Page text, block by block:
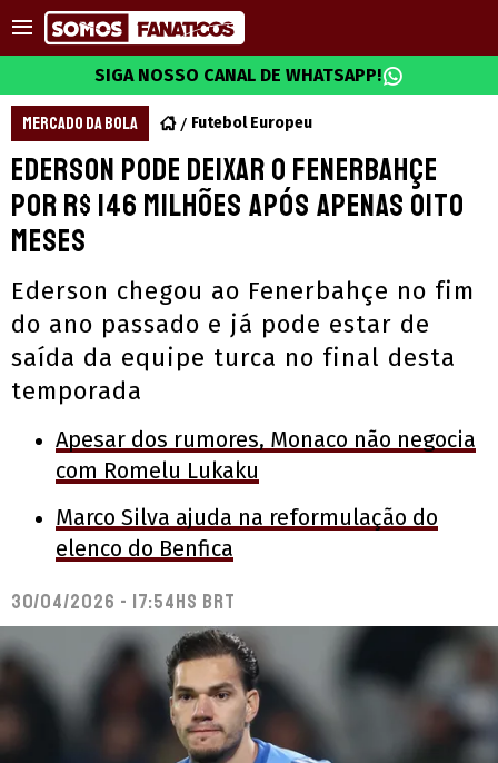
SIGA NOSSO CANAL DE WHATSAPP!
MERCADO DA BOLA Futebol Europeu
Ederson pode deixar o Fenerbahçe
por R$ 146 milhões após apenas oito
meses
Ederson chegou ao Fenerbahçe no fim
do ano passado e já pode estar de
saída da equipe turca no final desta
temporada
Apesar dos rumores, Monaco não negocia
com Romelu Lukaku
Marco Silva ajuda na reformulação do
elenco do Benfica
30/04/2026 - 17:54hs BRT